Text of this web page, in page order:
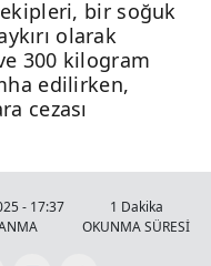
bir soğuk
olarak
300 kilogram
edilirken,
cezası
- 17:37
1 Dakika
OKUNMA SÜRESİ